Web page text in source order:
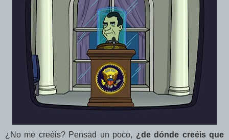
¿No me creéis? Pensad un poco, ¿de dónde creéis que